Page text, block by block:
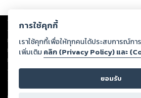
Copyright © 2026
ต่อผลงานหรือเนื้อหาใดที่อัปโหลดผ่านเว็บไซต์และปร
ทรัพย์สินทางปัญญาของบุคคลอื่นหรือขัดต่อกฎหมา
ทุกท่านโปรดใช้วิจารณญาณในการกลั่นกรองด้วยตน
หนึ่งส่วนใดขัดต่อกฎหมายและศีลธรรม กรุณาแจ้งมา
ดำเนินการในทันที ทั้งนี้ ทางสตอรี่ล็อกขอสงวนลิ
ลิขสิทธิ์ พ.ศ. 2537 (ฉบับล่าสุด)
การใช้คุกกี้
เราใช้คุกกี้เพื่อให้ทุกคนได้ประสบการณ์กา
เพิ่มเติม คลิก (Privacy Policy) และ
ยอมรับ